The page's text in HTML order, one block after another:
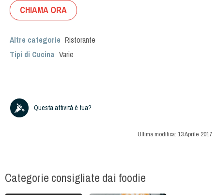
CHIAMA ORA
Altre categorie Ristorante
Tipi di Cucina Varie
Questa attività è tua?
Ultima modifica: 13 Aprile 2017
Categorie consigliate dai foodie